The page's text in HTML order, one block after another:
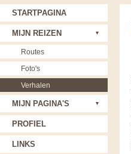
STARTPAGINA
MIJN REIZEN
Routes
Foto's
Verhalen
MIJN PAGINA'S
PROFIEL
LINKS